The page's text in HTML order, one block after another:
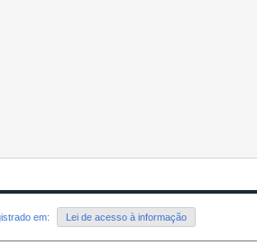
em: Lei de acesso à informação